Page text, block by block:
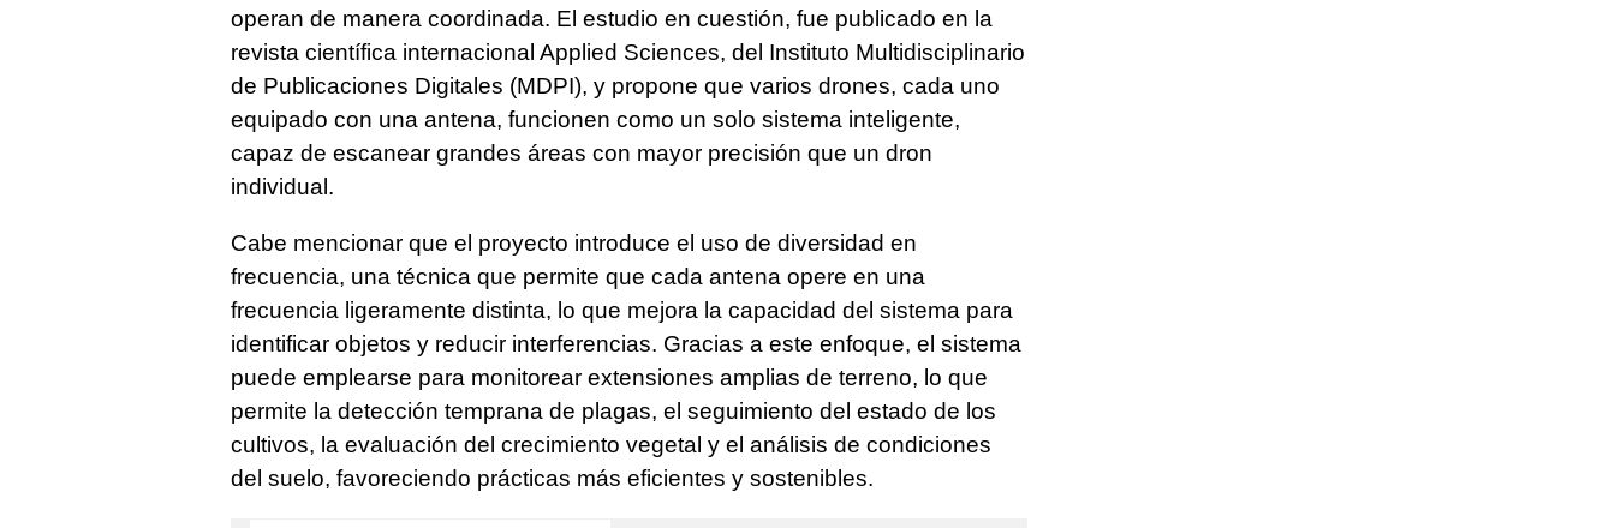
operan de manera coordinada. El estudio en cuestión, fue publicado en la
revista científica internacional Applied Sciences, del Instituto Multidisciplinario
de Publicaciones Digitales (MDPI), y propone que varios drones, cada uno
equipado con una antena, funcionen como un solo sistema inteligente,
capaz de escanear grandes áreas con mayor precisión que un dron
individual.
Cabe mencionar que el proyecto introduce el uso de diversidad en
frecuencia, una técnica que permite que cada antena opere en una
frecuencia ligeramente distinta, lo que mejora la capacidad del sistema para
identificar objetos y reducir interferencias. Gracias a este enfoque, el sistema
puede emplearse para monitorear extensiones amplias de terreno, lo que
permite la detección temprana de plagas, el seguimiento del estado de los
cultivos, la evaluación del crecimiento vegetal y el análisis de condiciones
del suelo, favoreciendo prácticas más eficientes y sostenibles.